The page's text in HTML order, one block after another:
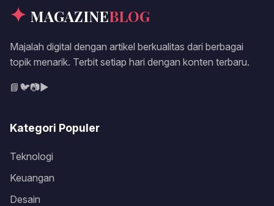
✦ MAGAZINEBLOG
Majalah digital dengan artikel berkualitas dari berbagai
topik menarik. Terbit setiap hari dengan konten terbaru.
📘 🐦📷▶️
Kategori Populer
Teknologi
Keuangan
Desain